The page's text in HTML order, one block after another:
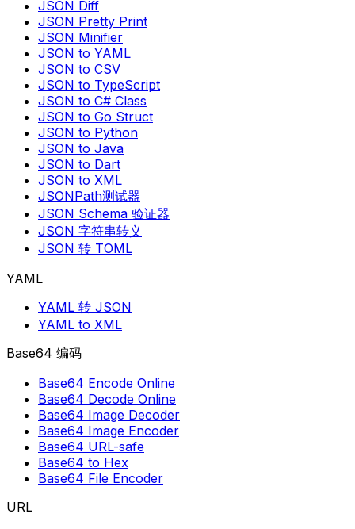
JSON Diff
JSON Pretty Print
JSON Minifier
JSON to YAML
JSON to CSV
JSON to TypeScript
JSON to C# Class
JSON to Go Struct
JSON to Python
JSON to Java
JSON to Dart
JSON to XML
JSONPath测试器
JSON Schema 验证器
JSON 字符串转义
JSON 转 TOML
YAML
YAML 转 JSON
YAML to XML
Base64 编码
Base64 Encode Online
Base64 Decode Online
Base64 Image Decoder
Base64 Image Encoder
Base64 URL-safe
Base64 to Hex
Base64 File Encoder
URL